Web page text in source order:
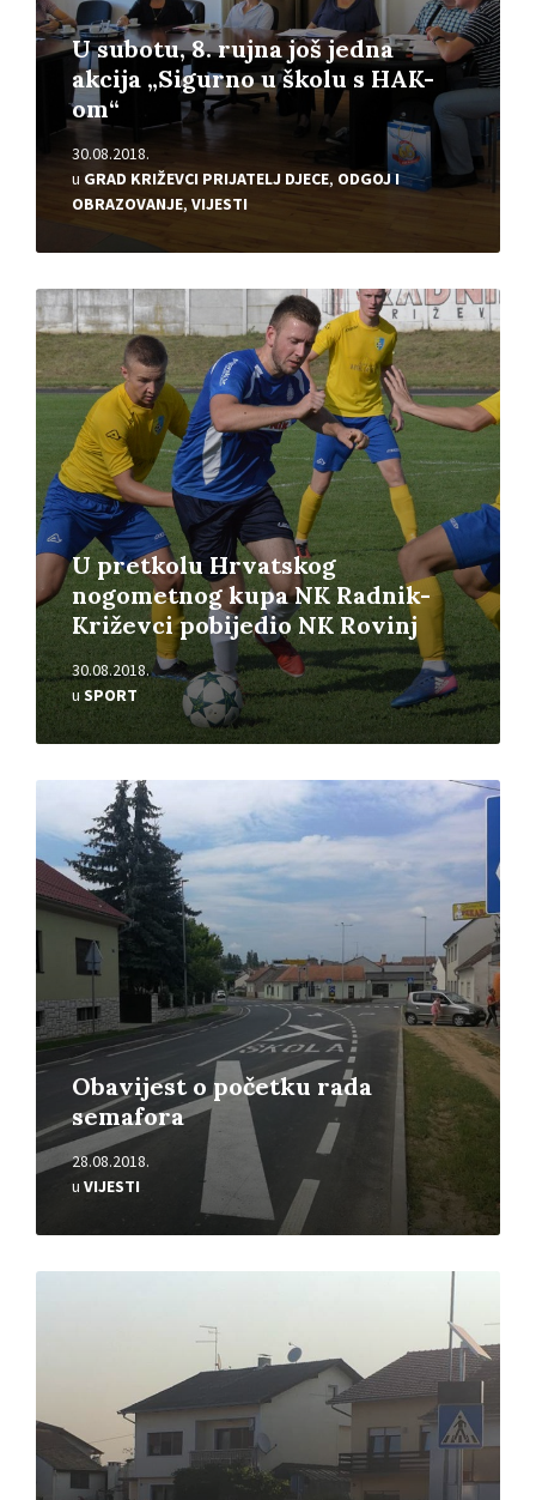
U subotu, 8. rujna još jedna
akcija „Sigurno u školu s HAK-
om“
30.08.2018.
u GRAD KRIŽEVCI PRIJATELJ DJECE, ODGOJ I
OBRAZOVANJE, VIJESTI
U pretkolu Hrvatskog
nogometnog kupa NK Radnik-
Križevci pobijedio NK Rovinj
30.08.2018.
uSPORT
Pročitajte
više
Obavijest o početku rada
semafora
28.08.2018.
u VIJESTI
Pročitajte